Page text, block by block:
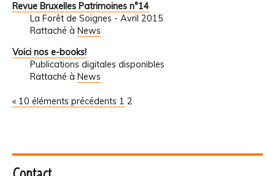
Revue Bruxelles Patrimoines n°14
La Forêt de Soignes - Avril 2015
Rattaché à News
Voici nos e-books!
Publications digitales disponibles
Rattaché à News
« 10 éléments précédents 1 2